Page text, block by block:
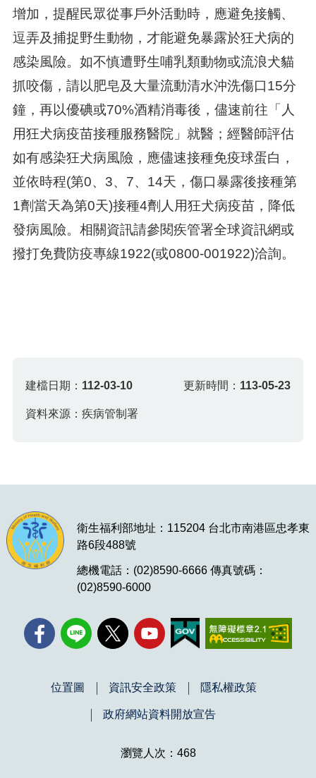
增加，提醒民眾從事戶外活動時，應避免接觸、
逗弄及捕捉野生動物，才能避免暴露於狂犬病的
感染風險。如不慎遭野生哺乳類動物或流浪犬貓
抓咬傷，請以肥皂及大量流動清水沖洗傷口15分
鐘，再以優碘或70%酒精消毒後，儘速前往「人
用狂犬病疫苗接種服務醫院」就醫；經醫師評估
如有感染狂犬病風險，應儘速接種免疫球蛋白，
並依時程(第0、3、7、14天，傷口暴露後接種第
1劑當天為第0天)接種4劑人用狂犬病疫苗，降低
發病風險。相關資訊請參閱疾管署全球資訊網或
撥打免費防疫專線1922(或0800-001922)洽詢。
建檔日期： 112-03-10 更新時間： 113-05-23
資料來源：疾病管制署
衛生福利部地址：115204 台北市南港區忠孝東
路6段488號
總機電話：(02)8590-6666 傳真號碼：
(02)8590-6000
位置圖 資訊安全政策 隱私權政策
政府網站資料開放宣告
瀏覽人次：468